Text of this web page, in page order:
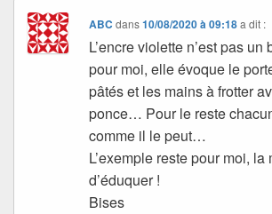
ABC dans10/08/2020 à 09:18 a dit :
L’encre violette n’est pas
pour moi, elle évoque le
pâtés et les mains à frotter
ponce… Pour le reste
comme il le peut…
L’exemple reste pour moi,
d’éduquer !
Bises